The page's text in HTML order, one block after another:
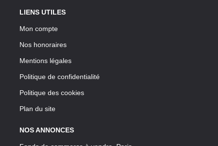
LIENS UTILES
Mon compte
Nos honoraires
Mentions légales
Politique de confidentialité
Politique des cookies
Plan du site
NOS ANNONCES